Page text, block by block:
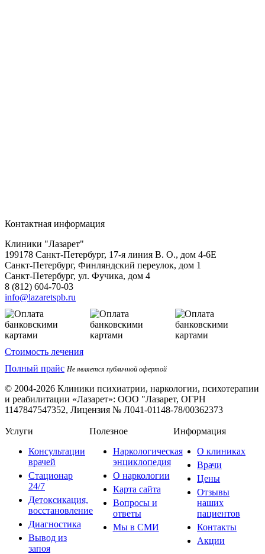
Контактная информация
Клиники "Лазарет"
199178 Санкт-Петербург, 17-я линия В. О., дом 4-6Е
Санкт-Петербург, Финляндский переулок, дом 1
Санкт-Петербург, ул. Фучика, дом 4
8 (812) 604-70-03
info@lazaretspb.ru
Стоимость лечения
Полный прайс Не является публичной офертой
© 2004-2026 Клиники психиатрии, наркологии, психотерапии
и реабилитации «Лазарет»: ООО "Лазарет, ОГРН
1147847547352, Лицензия № Л041-01148-78/00362373
Услуги
Консультации
врачей
Стационар
24/7
Детоксикация,
восстановление
Диагностика
Вывод из
запоя
Полезное
Наркологическая
энциклопедия
О наркологии
Карта сайта
Вопросы и
ответы
Мы в СМИ
Информация
О клиниках
Врачи
Цены
Отзывы
наших
пациентов
Контакты
Акции